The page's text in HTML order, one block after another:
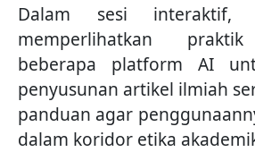
Dalam sesi interaktif,
memperlihatkan
beberapa platform AI
penyusunan artikel ilmiah
panduan agar
dalam koridor etika